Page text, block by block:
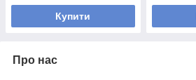
Купити
Про нас